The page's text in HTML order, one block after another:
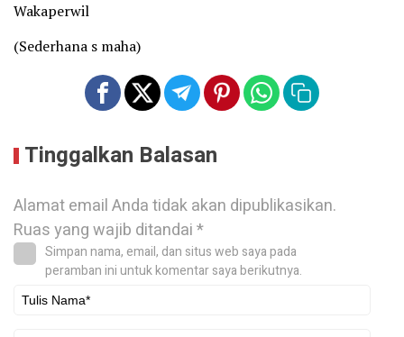
Wakaperwil
(Sederhana s maha)
Tinggalkan Balasan
Alamat email Anda tidak akan dipublikasikan.
Ruas yang wajib ditandai*
Simpan nama, email, dan situs web saya pada
peramban ini untuk komentar saya berikutnya.